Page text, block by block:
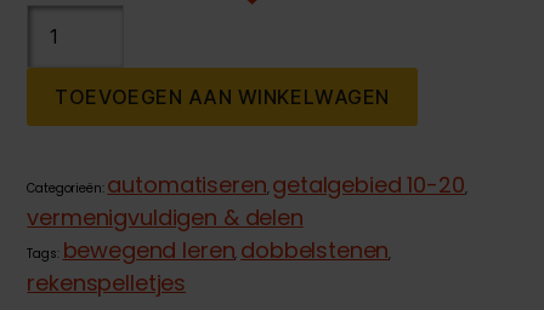
met
aantal
TOEVOEGEN AAN WINKELWAGEN
Categorieën: automatiseren, getalgebied 10-20,
vermenigvuldigen & delen
Tags: bewegend leren, dobbelstenen,
rekenspelletjes